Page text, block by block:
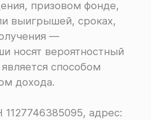
призовом фонде,
выигрышей, сроках,
―
носят вероятностный
способом
дохода.
адрес: